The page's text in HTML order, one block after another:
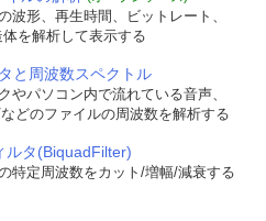
波形、再生時間、ビットレート、
を解析して表示する
と周波数スペクトル
やパソコン内で流れている音声、
どのファイルの周波数を解析する
ルタ(BiquadFilter)
特定周波数をカット/増幅/減衰する